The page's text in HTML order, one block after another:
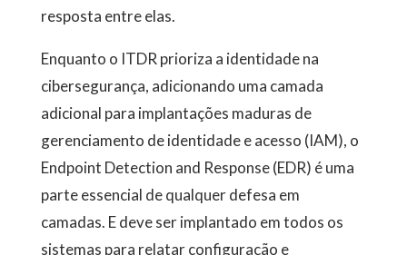
resposta entre elas.
Enquanto o ITDR prioriza a identidade na
cibersegurança, adicionando uma camada
adicional para implantações maduras de
gerenciamento de identidade e acesso (IAM), o
Endpoint Detection and Response (EDR) é uma
parte essencial de qualquer defesa em
camadas. E deve ser implantado em todos os
sistemas para relatar configuração e